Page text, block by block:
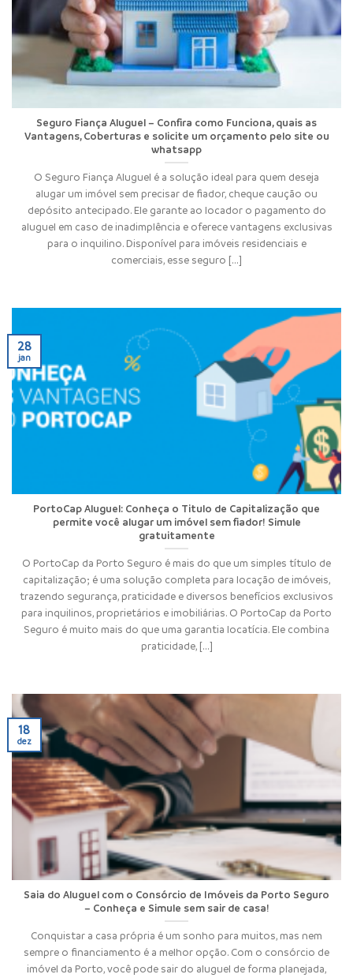
Seguro Fiança Aluguel – Confira como Funciona, quais as
Vantagens, Coberturas e solicite um orçamento pelo site ou
whatsapp
O Seguro Fiança Aluguel é a solução ideal para quem deseja
alugar um imóvel sem precisar de fiador, cheque caução ou
depósito antecipado. Ele garante ao locador o pagamento do
aluguel em caso de inadimplência e oferece vantagens exclusivas
para o inquilino. Disponível para imóveis residenciais e
comerciais, esse seguro [...]
PortoCap Aluguel: Conheça o Titulo de Capitalização que
permite você alugar um imóvel sem fiador! Simule
gratuitamente
O PortoCap da Porto Seguro é mais do que um simples título de
capitalização; é uma solução completa para locação de imóveis,
trazendo segurança, praticidade e diversos benefícios exclusivos
para inquilinos, proprietários e imobiliárias. O PortoCap da Porto
Seguro é muito mais do que uma garantia locatícia. Ele combina
praticidade, [...]
28
jan
Saia do Aluguel com o Consórcio de Imóveis da Porto Seguro
– Conheça e Simule sem sair de casa!
Conquistar a casa própria é um sonho para muitos, mas nem
sempre o financiamento é a melhor opção. Com o consórcio de
imóvel da Porto, você pode sair do aluguel de forma planejada,
18
dez